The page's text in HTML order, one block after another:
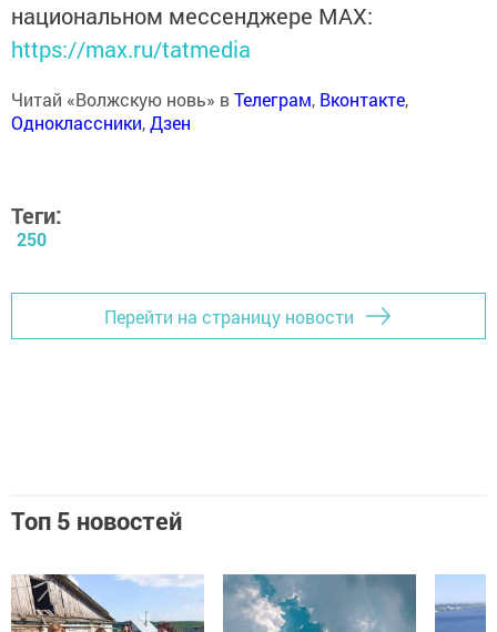
национальном мессенджере MАХ:
https://max.ru/tatmedia
Читай «Волжскую новь» вТелеграм, Вконтакте,
Одноклассники,Дзен
Теги:
250
Перейти на страницу новости
Топ 5 новостей